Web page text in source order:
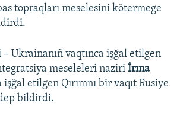
topraqları meselesini kötermege
Ukrainanıñ vaqtınca işğal etilgen
meseleleri naziri İrına
etilgen Qırımnı bir vaqıt Rusiye
bildirdi.